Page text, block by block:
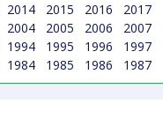
2014 2015 2016 2017
2004 2005 2006 2007
1994 1995 1996 1997
1984 1985 1986 1987